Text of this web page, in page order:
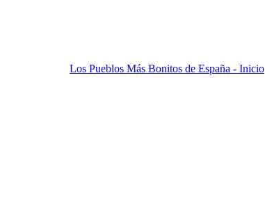
Los Pueblos Más Bonitos de España - Inicio